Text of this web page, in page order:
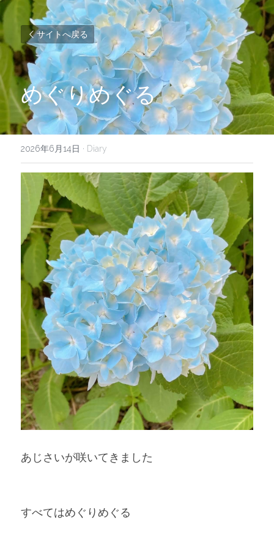
サイトへ戻る
めぐりめぐる
2026年6月14日 · Diary
あじさいが咲いてきました
すべてはめぐりめぐる